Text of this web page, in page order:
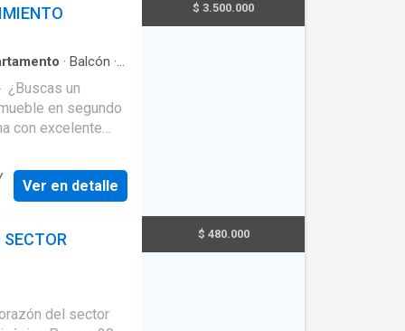
Mostrar
· Balcón ·
¿Buscas un
en segundo
con excelente
Espacios amplios
✅ Fácil acceso
Ver en detalle
$ 3.500.000
del sector
$ 480.000